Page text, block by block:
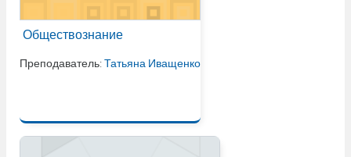
Обществознание
Преподаватель:Татьяна Иващенко